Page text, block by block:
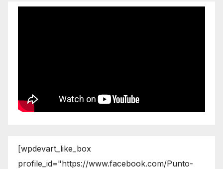
[wpdevart_like_box
profile_id="https://www.facebook.com/Punto-